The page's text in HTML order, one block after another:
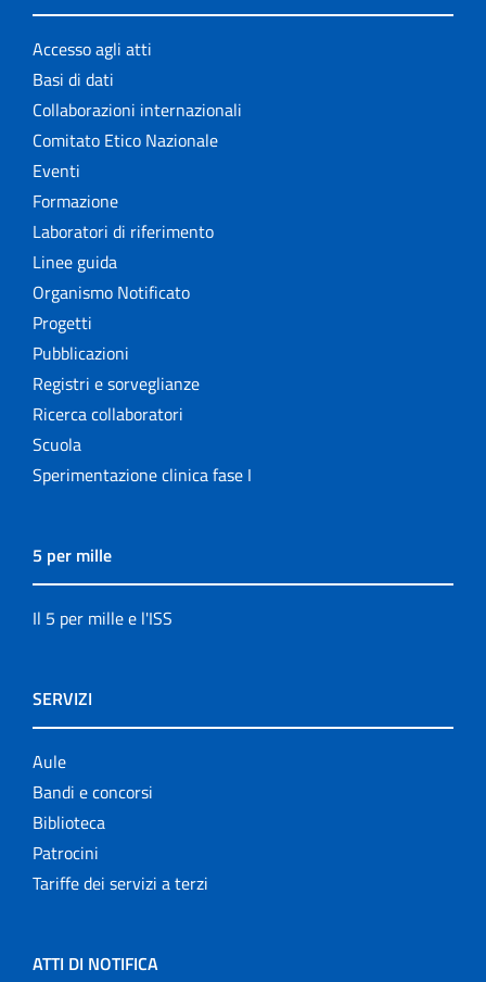
Accesso agli atti
Basi di dati
Collaborazioni internazionali
Comitato Etico Nazionale
Eventi
Formazione
Laboratori di riferimento
Linee guida
Organismo Notificato
Progetti
Pubblicazioni
Registri e sorveglianze
Ricerca collaboratori
Scuola
Sperimentazione clinica fase I
5 per mille
Il 5 per mille e l'ISS
SERVIZI
Aule
Bandi e concorsi
Biblioteca
Patrocini
Tariffe dei servizi a terzi
ATTI DI NOTIFICA